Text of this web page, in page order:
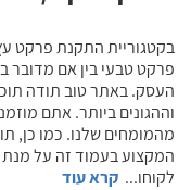
בקטגוריית התקנת פרקט
פרקט טבעי בין אם מדובר
העסק. באתר טוב תודה
וההגונים ביותר. אתם
מהמומחים שלנו. כמו כן,
המקצוע בעמוד זה על
לקוחו... קרא עוד